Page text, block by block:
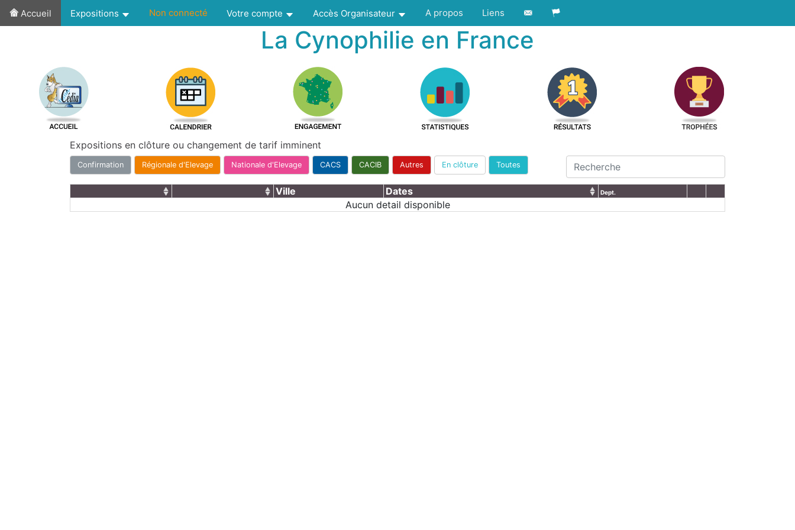
Accueil Expositions Non connecté Votre compte Accès Organisateur A propos Liens
La Cynophilie en France
Expositions en clôture ou changement de tarif imminent
Confirmation Régionale d'Elevage Nationale d'Elevage CACS CACIB Autres En clôture Toutes
Ville Dates Dept.
Aucun detail disponible